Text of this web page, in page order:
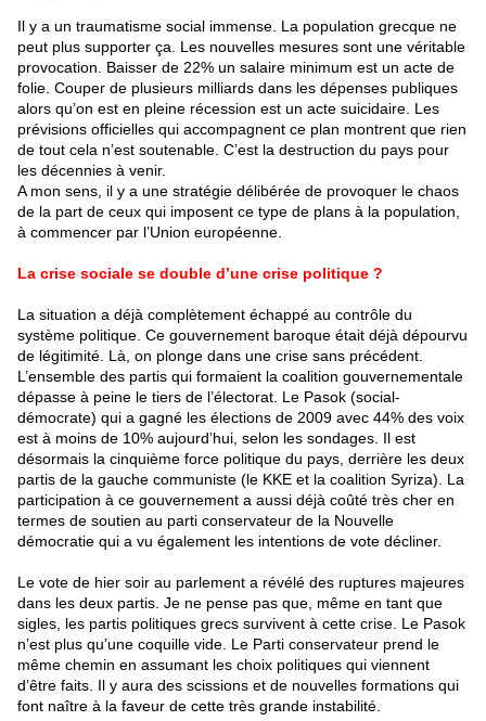
Il y a un traumatisme social immense. La population grecque ne
peut plus supporter ça. Les nouvelles mesures sont une véritable
provocation. Baisser de 22% un salaire minimum est un acte de
folie. Couper de plusieurs milliards dans les dépenses publiques
alors qu’on est en pleine récession est un acte suicidaire. Les
prévisions officielles qui accompagnent ce plan montrent que rien
de tout cela n’est soutenable. C’est la destruction du pays pour
les décennies à venir.
A mon sens, il y a une stratégie délibérée de provoquer le chaos
de la part de ceux qui imposent ce type de plans à la population,
à commencer par l’Union européenne.
La crise sociale se double d’une crise politique ?
La situation a déjà complètement échappé au contrôle du
système politique. Ce gouvernement baroque était déjà dépourvu
de légitimité. Là, on plonge dans une crise sans précédent.
L’ensemble des partis qui formaient la coalition gouvernementale
dépasse à peine le tiers de l’électorat. Le Pasok (social-
démocrate) qui a gagné les élections de 2009 avec 44% des voix
est à moins de 10% aujourd’hui, selon les sondages. Il est
désormais la cinquième force politique du pays, derrière les deux
partis de la gauche communiste (le KKE et la coalition Syriza). La
participation à ce gouvernement a aussi déjà coûté très cher en
termes de soutien au parti conservateur de la Nouvelle
démocratie qui a vu également les intentions de vote décliner.
Le vote de hier soir au parlement a révélé des ruptures majeures
dans les deux partis. Je ne pense pas que, même en tant que
sigles, les partis politiques grecs survivent à cette crise. Le Pasok
n’est plus qu’une coquille vide. Le Parti conservateur prend le
même chemin en assumant les choix politiques qui viennent
d’être faits. Il y aura des scissions et de nouvelles formations qui
font naître à la faveur de cette très grande instabilité.